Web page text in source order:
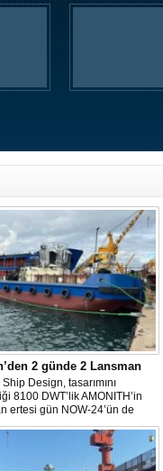
2 günde 2 Lansman
Design, tasarımını
8100 DWT’lik AMONITH’in
ertesi gün NOW-24’ün de
kutladı.